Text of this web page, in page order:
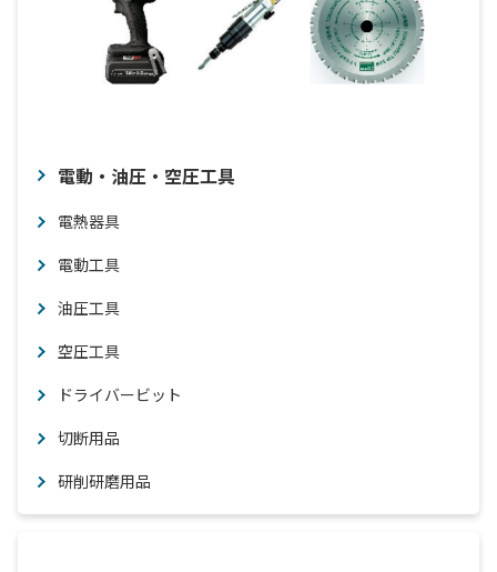
電動・油圧・空圧工具
電熱器具
電動工具
油圧工具
空圧工具
ドライバービット
切断用品
研削研磨用品